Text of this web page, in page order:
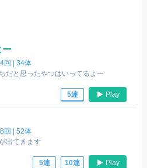
ー
回 |34体
だと思ったやつはいってるよー
5連 Play
回 |52体
出てきます
5連 10連 Play